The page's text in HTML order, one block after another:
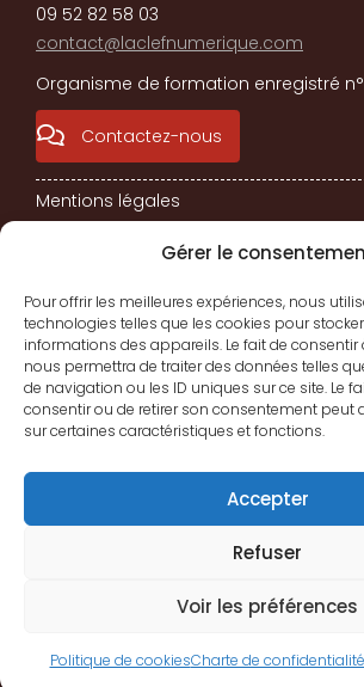
Gérer le
Pour offrir les meilleures expériences, nous
technologies telles que les cookies pour
informations des appareils. Le fait de consentir
nous permettra de traiter des données telles
de navigation ou les ID uniques sur ce site. Le
consentir ou de retirer son consentement peut
sur certaines caractéristiques et fonctions.
Accepter
Refuser
Voir les préférences
Politique de cookiesCharte de confidentialité
09 52 82 58 03
contact@laclefnumerique.com
Organisme de formation enregistré n°
Contactez-nous
Mentions légales
Charte de confidentialité
Politique de cookies (UE)
TOUTES NOS FORMATIONS
Formations Bureautique
Formations Communication
Services Bureautique